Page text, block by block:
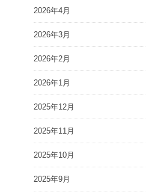
2026年4月
2026年3月
2026年2月
2026年1月
2025年12月
2025年11月
2025年10月
2025年9月